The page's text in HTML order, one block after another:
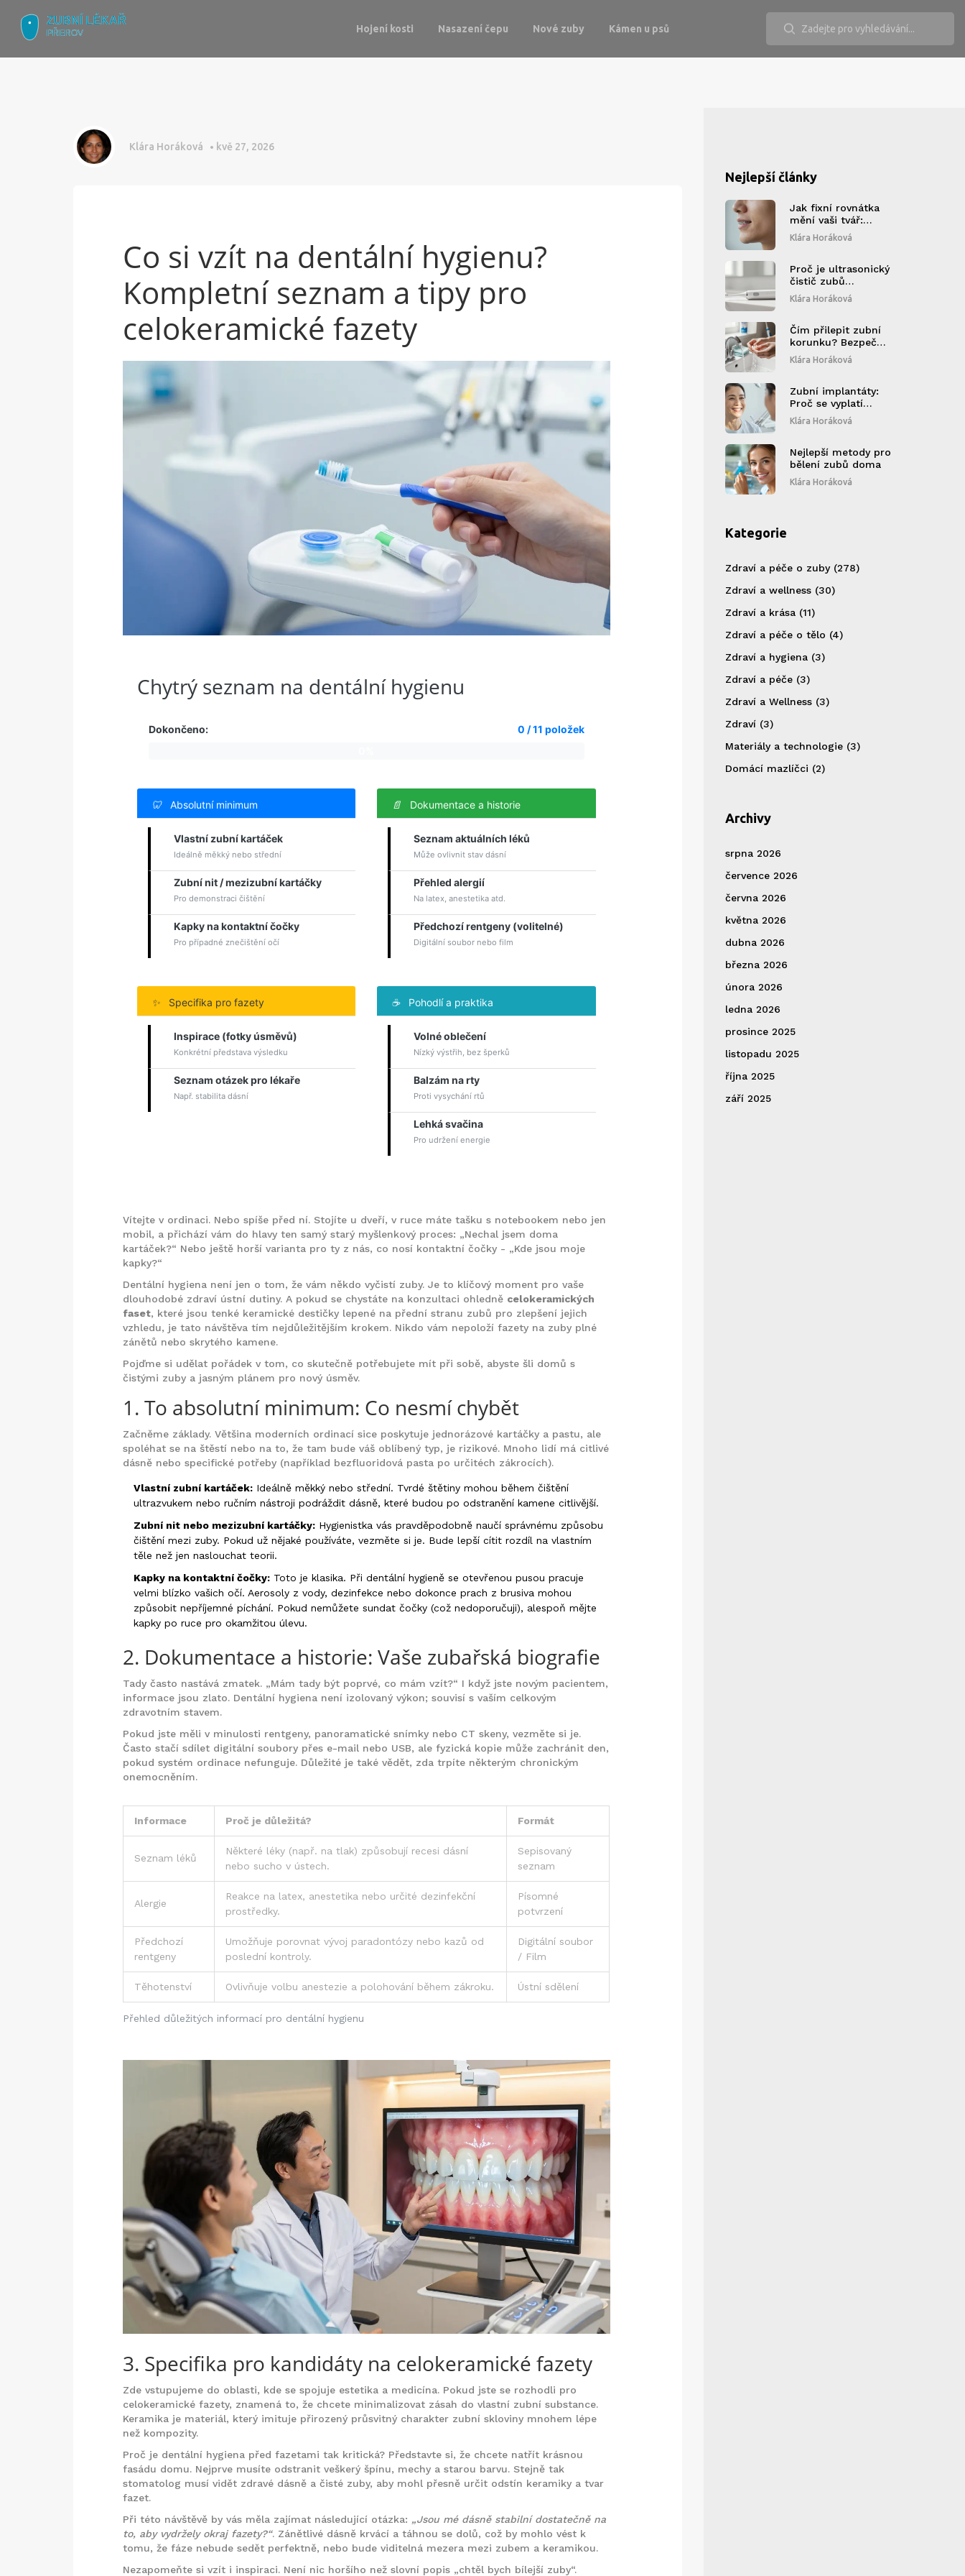
Hojení kosti Nasazení čepu Nové zuby Kámen u psů
Klára Horáková kvě 27, 2026
Co si vzít na dentální hygienu?
Kompletní seznam a tipy pro
celokeramické fazety
Chytrý seznam na dentální hygienu
Dokončeno:
0 / 11 položek
🦷 Absolutní minimum
Vlastní zubní kartáček
Ideálně měkký nebo střední
Zubní nit / mezizubní kartáčky
Pro demonstraci čištění
Kapky na kontaktní čočky
Pro případné znečištění očí
📄 Dokumentace a historie
Seznam aktuálních léků
Může ovlivnit stav dásní
Přehled alergií
Na latex, anestetika atd.
Předchozí rentgeny (volitelné)
Digitální soubor nebo film
✨ Specifika pro fazety
Inspirace (fotky úsměvů)
Konkrétní představa výsledku
Seznam otázek pro lékaře
Např. stabilita dásní
☕ Pohodlí a praktika
Volné oblečení
Nízký výstřih, bez šperků
Balzám na rty
Proti vysychání rtů
Lehká svačina
Pro udržení energie
Vítejte v ordinaci. Nebo spíše před ní. Stojíte u dveří, v ruce máte tašku s notebookem nebo jen
mobil, a přichází vám do hlavy ten samý starý myšlenkový proces: „Nechal jsem doma
kartáček?“ Nebo ještě horší varianta pro ty z nás, co nosí kontaktní čočky - „Kde jsou moje
kapky?“
Dentální hygiena není jen o tom, že vám někdo vyčistí zuby. Je to klíčový moment pro vaše
dlouhodobé zdraví ústní dutiny. A pokud se chystáte na konzultaci ohledně celokeramických
faset, které jsou tenké keramické destičky lepené na přední stranu zubů pro zlepšení jejich
vzhledu, je tato návštěva tím nejdůležitějším krokem. Nikdo vám nepoloží fazety na zuby plné
zánětů nebo skrytého kamene.
Pojďme si udělat pořádek v tom, co skutečně potřebujete mít při sobě, abyste šli domů s
čistými zuby a jasným plánem pro nový úsměv.
1. To absolutní minimum: Co nesmí chybět
Začněme základy. Většina moderních ordinací sice poskytuje jednorázové kartáčky a pastu, ale
spoléhat se na štěstí nebo na to, že tam bude váš oblíbený typ, je rizikové. Mnoho lidí má citlivé
dásně nebo specifické potřeby (například bezfluoridová pasta po určitéch zákrocích).
Vlastní zubní kartáček: Ideálně měkký nebo střední. Tvrdé štětiny mohou během čištění
ultrazvukem nebo ručním nástroji podráždit dásně, které budou po odstranění kamene citlivější.
Zubní nit nebo mezizubní kartáčky: Hygienistka vás pravděpodobně naučí správnému způsobu
čištění mezi zuby. Pokud už nějaké používáte, vezměte si je. Bude lepší cítit rozdíl na vlastním
těle než jen naslouchat teorii.
Kapky na kontaktní čočky: Toto je klasika. Při dentální hygieně se otevřenou pusou pracuje
velmi blízko vašich očí. Aerosoly z vody, dezinfekce nebo dokonce prach z brusiva mohou
způsobit nepříjemné píchání. Pokud nemůžete sundat čočky (což nedoporučuji), alespoň mějte
kapky po ruce pro okamžitou úlevu.
2. Dokumentace a historie: Vaše zubařská biografie
Tady často nastává zmatek. „Mám tady být poprvé, co mám vzít?“ I když jste novým pacientem,
informace jsou zlato. Dentální hygiena není izolovaný výkon; souvisí s vaším celkovým
zdravotním stavem.
Pokud jste měli v minulosti rentgeny, panoramatické snímky nebo CT skeny, vezměte si je.
Často stačí sdílet digitální soubory přes e-mail nebo USB, ale fyzická kopie může zachránit den,
pokud systém ordinace nefunguje. Důležité je také vědět, zda trpíte některým chronickým
onemocněním.
Přehled důležitých informací pro dentální hygienu
Informace Proč je důležitá? Formát
Seznam léků
Některé léky (např. na tlak) způsobují recesi dásní
nebo sucho v ústech.
Sepisovaný
seznam
Alergie
Reakce na latex, anestetika nebo určité dezinfekční
prostředky.
Písomné
potvrzení
Předchozí
rentgeny
Umožňuje porovnat vývoj paradontózy nebo kazů od
poslední kontroly.
Digitální soubor
/ Film
Těhotenství Ovlivňuje volbu anestezie a polohování během zákroku. Ústní sdělení
3. Specifika pro kandidáty na celokeramické fazety
Zde vstupujeme do oblasti, kde se spojuje estetika a medicína. Pokud jste se rozhodli pro
celokeramické fazety, znamená to, že chcete minimalizovat zásah do vlastní zubní substance.
Keramika je materiál, který imituje přirozený průsvitný charakter zubní skloviny mnohem lépe
než kompozity.
Proč je dentální hygiena před fazetami tak kritická? Představte si, že chcete natřít krásnou
fasádu domu. Nejprve musíte odstranit veškerý špínu, mechy a starou barvu. Stejně tak
stomatolog musí vidět zdravé dásně a čisté zuby, aby mohl přesně určit odstín keramiky a tvar
fazet.
Při této návštěvě by vás měla zajímat následující otázka: „Jsou mé dásně stabilní dostatečně na
to, aby vydržely okraj fazety?“. Zánětlivé dásně krvácí a táhnou se dolů, což by mohlo vést k
tomu, že fáze nebude sedět perfektně, nebo bude viditelná mezera mezi zubem a keramikou.
Nezapomeňte si vzít i inspiraci. Není nic horšího než slovní popis „chtěl bych bílejší zuby“.
Nejlepší články
Jak fixní rovnátka
mění vaši tvář:
Komplexní
průvodce změnami
Klára Horáková
Proč je ultrasonický
čistič zubů
nejnovějším
trendem v ústní
Klára Horáková
Čím přilepit zubní
korunku? Bezpečné
a trvanlivé metody
pro fixaci korunky
Klára Horáková
Zubní implantáty:
Proč se vyplatí
investovat do
trvalého řešení
Klára Horáková
Nejlepší metody pro
bělení zubů doma
Klára Horáková
Kategorie
Zdraví a péče o zuby (278)
Zdraví a wellness (30)
Zdraví a krása (11)
Zdraví a péče o tělo (4)
Zdraví a hygiena (3)
Zdraví a péče (3)
Zdraví a Wellness (3)
Zdraví (3)
Materiály a technologie (3)
Domácí mazlíčci (2)
Archivy
srpna 2026
července 2026
června 2026
května 2026
dubna 2026
března 2026
února 2026
ledna 2026
prosince 2025
listopadu 2025
října 2025
září 2025